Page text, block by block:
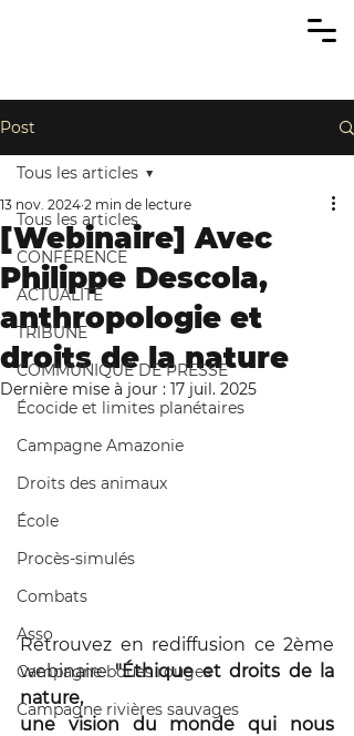
Post
Tous les articles
CONFÉRENCE
ACTUALITÉ
TRIBUNE
COMMUNIQUÉ DE PRESSE
Écocide et limites planétaires
Campagne Amazonie
Droits des animaux
École
Procès-simulés
Combats
Asso
Campagne boues rouges
Campagne rivières sauvages
Tous les articles
[Webinaire] Avec
Philippe Descola,
anthropologie et
droits de la nature
13 nov. 2024 2 min de lecture
Dernière mise à jour : 17 juil. 2025
Retrouvez en rediffusion ce 2ème
webinaire "Éthique et droits de la
nature,
une vision du monde qui nous